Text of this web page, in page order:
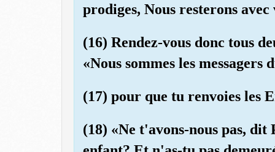
prodiges, Nous resterons
(16) Rendez-vous donc tous
«Nous sommes les
(17) pour que tu renvoies les
(18) «Ne t'avons-nous pas, dit